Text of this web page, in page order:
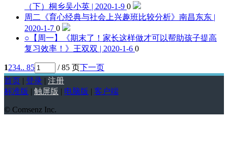
（下） 桐乡吴小英 | 2020-1-9 0
周二《育心经典与社会上兴趣班比较分析》 南昌东东 |
2020-1-7 0
○【周一】《期末了！家长这样做才可以帮助孩子提高
复习效率！》 王双双 | 2020-1-6 0
1234.. 85 / 85 页下一页
首页 | 登录 | 注册
标准版 | 触屏版 | 电脑版 | 客户端
© Comsenz Inc.